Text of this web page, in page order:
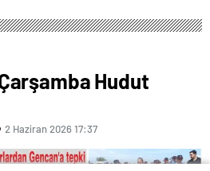
Hudut
2 Haziran 2026 17:37